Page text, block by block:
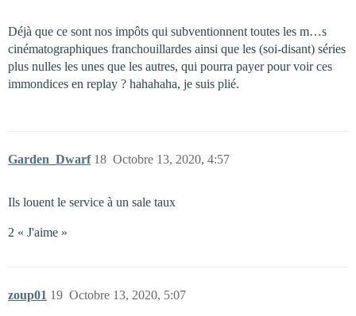
Déjà que ce sont nos impôts qui subventionnent toutes les m…s
cinématographiques franchouillardes ainsi que les (soi-disant) séries
plus nulles les unes que les autres, qui pourra payer pour voir ces
immondices en replay ? hahahaha, je suis plié.
Garden_Dwarf Octobre 13, 2020, 4:57
18
Ils louent le service à un sale taux
2 « J'aime »
zoup01 Octobre 13, 2020, 5:07
19